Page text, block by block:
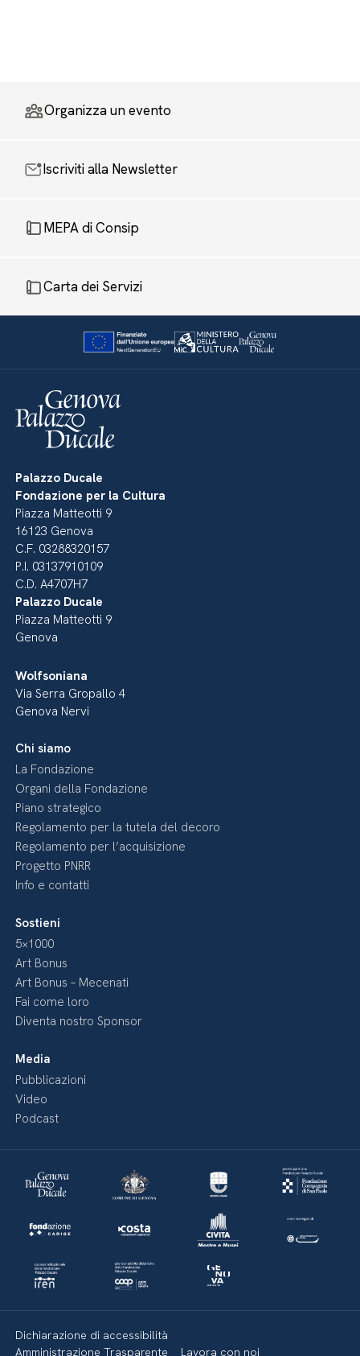
Organizza un evento
Iscriviti alla Newsletter
MEPA di Consip
Carta dei Servizi
Palazzo Ducale
Fondazione per la Cultura
Piazza Matteotti 9
16123 Genova
C.F. 03288320157
P.I. 03137910109
C.D. A4707H7
Palazzo Ducale
Piazza Matteotti 9
Genova
Wolfsoniana
Via Serra Gropallo 4
Genova Nervi
Chi siamo
La Fondazione
Organi della Fondazione
Piano strategico
Regolamento per la tutela del decoro
Regolamento per l’acquisizione
Progetto PNRR
Info e contatti
Sostieni
5×1000
Art Bonus
Art Bonus – Mecenati
Fai come loro
Diventa nostro Sponsor
Media
Pubblicazioni
Video
Podcast
Dichiarazione di accessibilità
Amministrazione Trasparente
Lavora con noi